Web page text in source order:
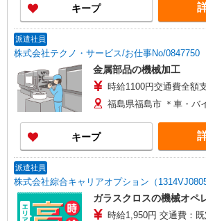
キープ
派遣社員
株式会社テクノ・サービス/お仕事No/0847750
金属部品の機械加工
時給1100円交通費全額
福島県福島市 ＊車・バ
キープ
派遣社員
株式会社綜合キャリアオプション（
ガラスクロスの機械オペ
時給1,950円 交通費：